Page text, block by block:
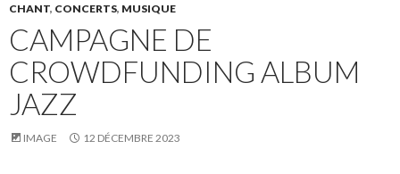
CHANT, CONCERTS, MUSIQUE
CAMPAGNE DE
CROWDFUNDING ALBUM
JAZZ
IMAGE 12 DÉCEMBRE 2023